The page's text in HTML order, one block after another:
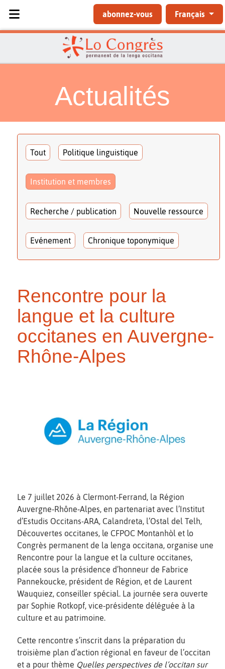
abonnez-vous Français
Actualités
Tout Politique linguistique
Institution et membres
Recherche / publication Nouvelle ressource
Evénement Chronique toponymique
Rencontre pour la
langue et la culture
occitanes en Auvergne-
Rhône-Alpes
Le 7 juillet 2026 à Clermont-Ferrand, la Région
Auvergne‑Rhône‑Alpes, en partenariat avec l’Institut
d’Estudis Occitans-ARA, Calandreta, l’Ostal del Telh,
Découvertes occitanes, le CFPOC Montanhòl et lo
Congrès permanent de la lenga occitana, organise une
Rencontre pour la langue et la culture occitanes,
placée sous la présidence d’honneur de Fabrice
Pannekoucke, président de Région, et de Laurent
Wauquiez, conseiller spécial. La journée sera ouverte
par Sophie Rotkopf, vice‑présidente déléguée à la
culture et au patrimoine.
Cette rencontre s’inscrit dans la préparation du
troisième plan d’action régional en faveur de l’occitan
et a pour thème Quelles perspectives de l’occitan sur